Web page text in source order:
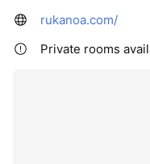
rukanoa.com/
Private rooms